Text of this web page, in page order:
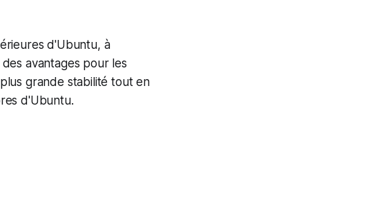
d'Ubuntu, à
avantages pour les
grande stabilité tout en
d'Ubuntu.